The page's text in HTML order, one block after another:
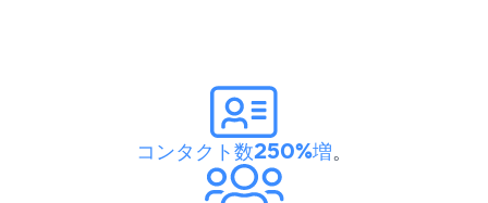
コンタクト数250%増。